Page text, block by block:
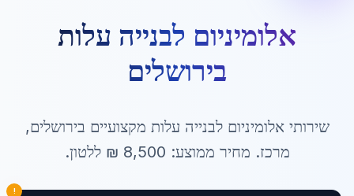
אלומיניום לבנייה עלות
בירושלים
שירותיאלומיניום לבנייה עלות מקצועיים בירושלים,
מרכז. מחיר ממוצע: 8,500 ₪ ללטון.
!